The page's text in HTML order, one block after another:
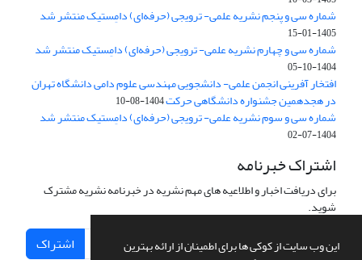
این وب سایت از کوکی ها برای اطمینان از ارائه بهترین
شماره سی و پنجم نشریه علمی- ترویجی (حرفه‌ای) دامِستیک منتشر شد
1405-01-15
شماره سی و چهارم نشریه علمی- ترویجی (حرفه‌ای) دامِستیک منتشر شد
1404-10-05
افتخار آفرینی انجمن علمی- دانشجویی مهندسی علوم دامی دانشگاه تهران
در هجدهمین جشنواره دانشگاهی حرکت1404-08-10
شماره سی و سوم نشریه علمی- ترویجی (حرفه‌ای) دامِستیک منتشر شد
1404-07-02
اشتراک خبرنامه
برای دریافت اخبار و اطلاعیه های مهم نشریه در خبرنامه نشریه مشترک
شوید.
اشتراک